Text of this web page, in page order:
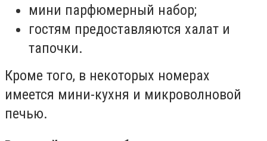
мини парфюмерный набор;
гостям предоставляются халат и
тапочки.
Кроме того, в некоторых номерах
имеется мини-кухня и микроволновой
печью.